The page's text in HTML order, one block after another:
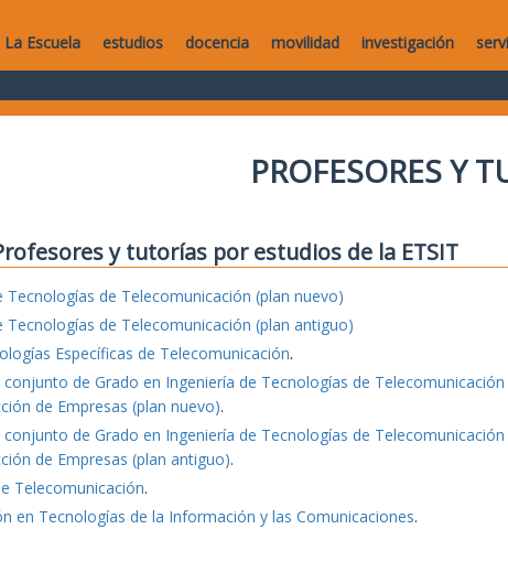
La Escuela estudios docencia movilidad investigación
PROFESORES Y
y tutorías por estudios de la ETSIT
Tecnologías de Telecomunicación (plan nuevo)
Tecnologías de Telecomunicación (plan antiguo)
Específicas de Telecomunicación.
de Grado en Ingeniería de Tecnologías de Telecomunicación
de Empresas (plan nuevo).
de Grado en Ingeniería de Tecnologías de Telecomunicación
de Empresas (plan antiguo).
Telecomunicación.
en Tecnologías de la Información y las Comunicaciones.